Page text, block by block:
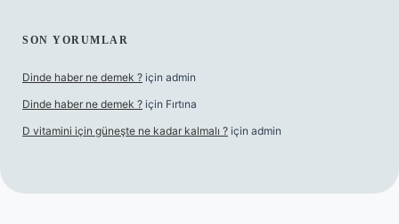
SON YORUMLAR
Dinde haber ne demek ? için admin
Dinde haber ne demek ? için Fırtına
D vitamini için güneşte ne kadar kalmalı ? için admin